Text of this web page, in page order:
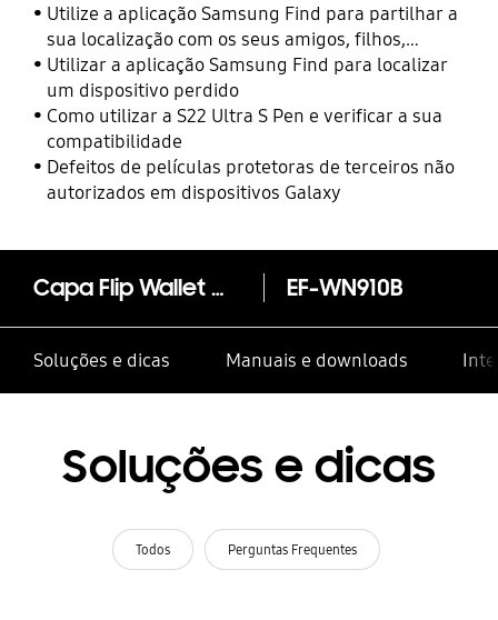
Utilize a aplicação Samsung Find para partilhar a
sua localização com os seus amigos, filhos,
familiares e outros contactos
Utilizar a aplicação Samsung Find para localizar
um dispositivo perdido
Como utilizar a S22 Ultra S Pen e verificar a sua
compatibilidade
Defeitos de películas protetoras de terceiros não
autorizados em dispositivos Galaxy
Capa Flip Wallet Galaxy Note 4 EF-WN910B
Soluções e dicas Manuais e downloads
Soluções e dicas
Todos Perguntas Frequentes